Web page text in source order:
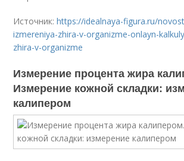
Источник:https://idealnaya-figura.ru/
izmereniya-zhira-v-organizme-onlayn-
zhira-v-organizme
Измерение процента жира
Измерение кожной складки:
калипером